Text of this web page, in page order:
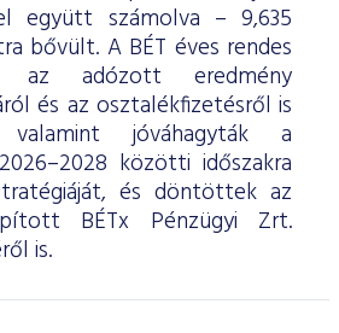
együtt számolva – 9,635
bővült. A BÉT éves rendes
az adózott eredmény
és az osztalékfizetésről is
valamint jóváhagyták a
közötti időszakra
és döntöttek az
BÉTx Pénzügyi Zrt.
is.